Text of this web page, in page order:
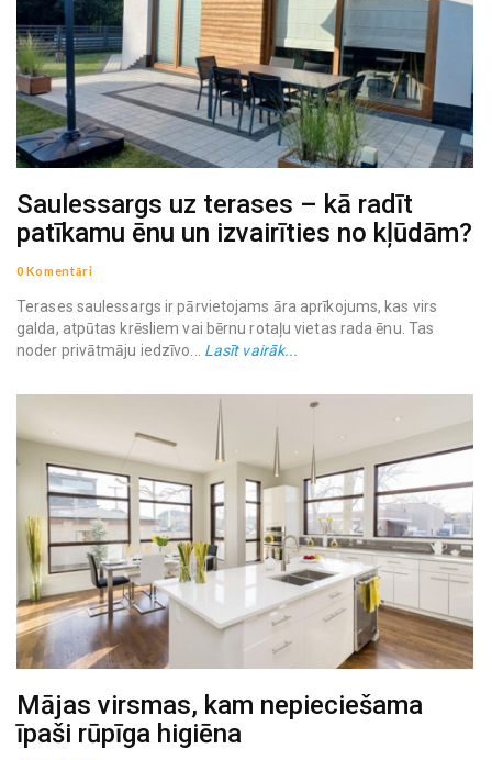
Saulessargs uz terases – kā radīt
patīkamu ēnu un izvairīties no kļūdām?
0 Komentāri
Terases saulessargs ir pārvietojams āra aprīkojums, kas virs
galda, atpūtas krēsliem vai bērnu rotaļu vietas rada ēnu. Tas
noder privātmāju iedzīvo... Lasīt vairāk...
Mājas virsmas, kam nepieciešama
īpaši rūpīga higiēna